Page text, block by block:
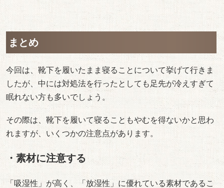
まとめ
今回は、靴下を履いたまま寝ることについて挙げて行きま
したが、中には対処法を行ったとしても足先が冷えすぎて
眠れない方も多いでしょう。
その際は、靴下を履いて寝ることもやむを得ないかと思わ
れますが、いくつかの注意点があります。
・素材に注意する
「吸湿性」が高く、「放湿性」に優れている素材であるこ